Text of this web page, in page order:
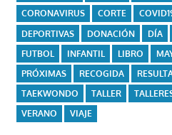
CORONAVIRUS
CORTE
DEPORTIVAS
DONACIÓN DÍA
FUTBOL
INFANTIL LIBRO
PRÓXIMAS
RECOGIDA
TAEKWONDO
TALLER
VERANO
VIAJE